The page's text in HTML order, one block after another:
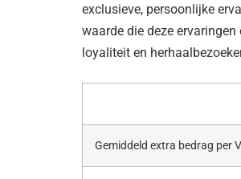
exclusieve, persoonlijke
waarde die deze
loyaliteit en
Gemiddeld extra bedrag per